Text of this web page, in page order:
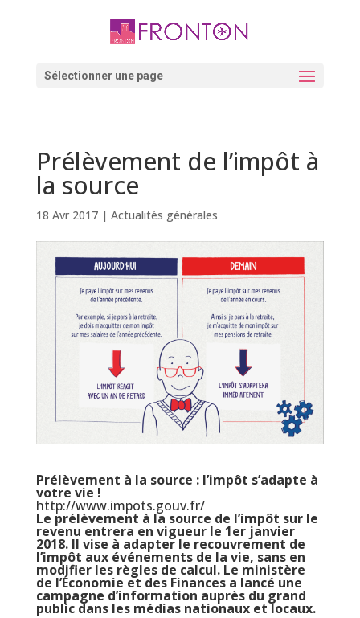
Sélectionner une page
Prélèvement de l’impôt à
la source
18 Avr 2017| Actualités générales
Prélèvement à la source : l’impôt s’adapte à
votre vie !
http://www.impots.gouv.fr/
Le prélèvement à la source de l’impôt sur le
revenu entrera en vigueur le 1er janvier
2018. Il vise à adapter le recouvrement de
l’impôt aux événements de la vie, sans en
modifier les règles de calcul. Le ministère
de l’Économie et des Finances a lancé une
campagne d’information auprès du grand
public dans les médias nationaux et locaux.